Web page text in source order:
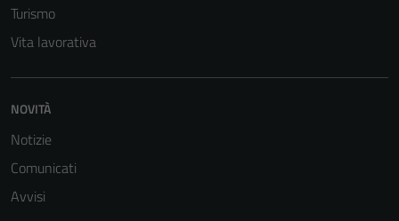
Turismo
Vita lavorativa
NOVITÀ
Notizie
Comunicati
Avvisi
del sito e non